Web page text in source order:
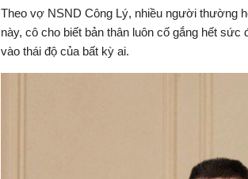
Theo vợ NSND Công Lý, nhiều người thường
này, cô cho biết bản thân luôn cố gắng hết
vào thái độ của bất kỳ ai.